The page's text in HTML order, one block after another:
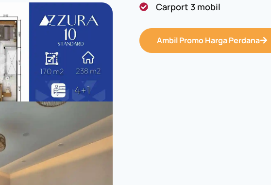
Carport 3 mobil
Ambil Promo Harga Perdana